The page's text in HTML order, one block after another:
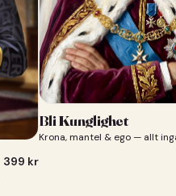
399 kr
Bli Kunglighet
Krona, mantel & ego — allt